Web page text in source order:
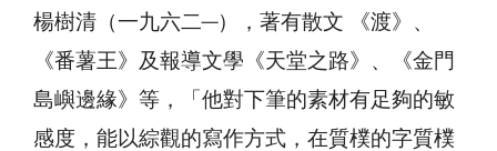
楊樹清（一九六二─），著有散文 《渡》、
《番薯王》及報導文學《天堂之路》、《金門
島嶼邊緣》等，「他對下筆的素材有足夠的敏
感度，能以綜觀的寫作方式，在質樸的字質樸